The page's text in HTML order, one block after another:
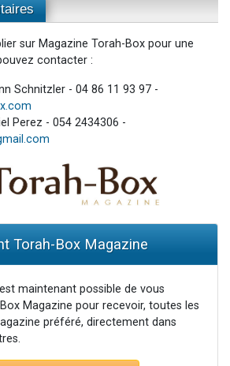
sur Magazine Torah-Box pour une
contacter :
Schnitzler - 04 86 11 93 97 -
Perez - 054 2434306 -
Torah-Box Magazine
maintenant possible de vous
Magazine pour recevoir, toutes les
préféré, directement dans